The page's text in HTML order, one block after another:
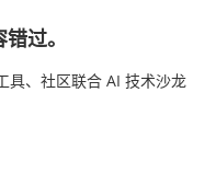
过。
具、社区联合 AI 技术沙龙